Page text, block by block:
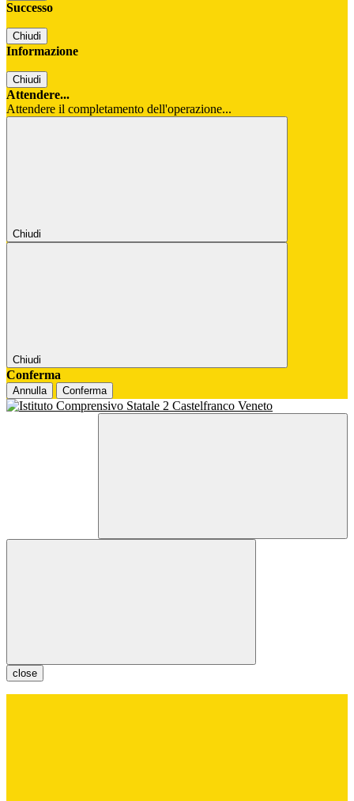
Successo
Chiudi
Informazione
Chiudi
Attendere...
Attendere il completamento dell'operazione...
Chiudi
Chiudi
Conferma
Annulla Conferma
close